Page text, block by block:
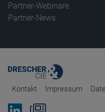
Partner-Webinare
Partner-News
Kontakt Impressum
Bei Linkedin folgen
Zum Newsletter